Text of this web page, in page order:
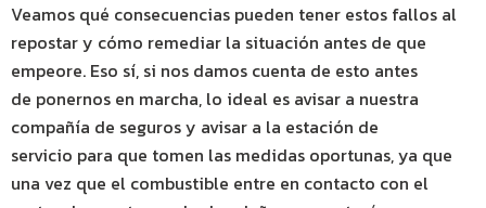
Veamos qué consecuencias pueden tener estos fallos al
repostar y cómo remediar la situación antes de que
empeore. Eso sí, si nos damos cuenta de esto antes
de ponernos en marcha, lo ideal es avisar a nuestra
compañía de seguros y avisar a la estación de
servicio para que tomen las medidas oportunas, ya que
una vez que el combustible entre en contacto con el